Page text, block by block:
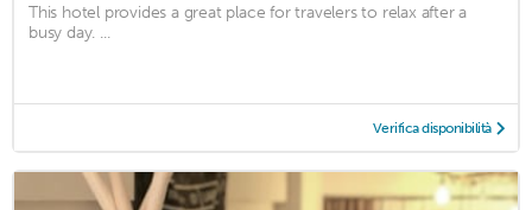
This hotel provides a great place for travelers to relax after a
busy day. ...
Verifica disponibilità